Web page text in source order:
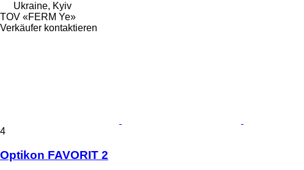
Ukraine, Kyiv
TOV «FERM Ye»
Verkäufer kontaktieren
4
Optikon FAVORIT 2